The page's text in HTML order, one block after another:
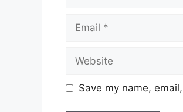
Email
Website
Save my name,